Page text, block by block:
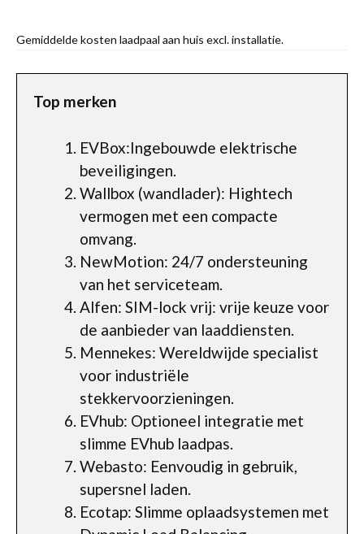
Gemiddelde kosten laadpaal aan huis excl. installatie.
Top merken
EVBox:Ingebouwde elektrische
beveiligingen.
Wallbox (wandlader): Hightech
vermogen met een compacte
omvang.
NewMotion: 24/7 ondersteuning
van het serviceteam.
Alfen: SIM-lock vrij: vrije keuze voor
de aanbieder van laaddiensten.
Mennekes: Wereldwijde specialist
voor industriële
stekkervoorzieningen.
EVhub: Optioneel integratie met
slimme EVhub laadpas.
Webasto: Eenvoudig in gebruik,
supersnel laden.
Ecotap: Slimme oplaadsystemen met